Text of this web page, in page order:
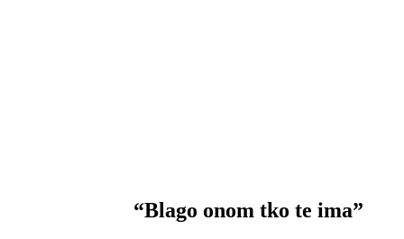
“Blago onom tko te ima”